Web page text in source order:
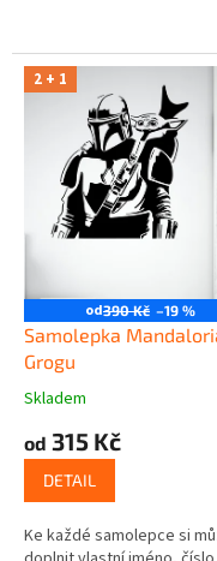
2 + 1
od390 Kč –19 %
Samolepka
Grogu
Skladem
od 315 Kč
DETAIL
Ke každé samolepce si